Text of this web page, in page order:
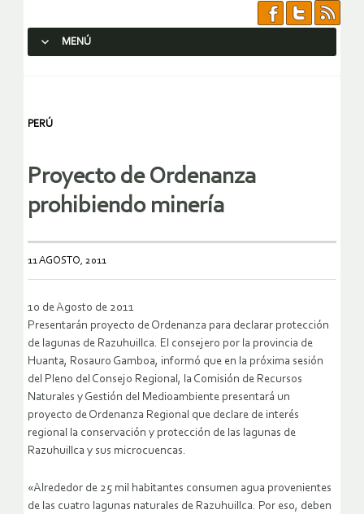
MENÚ
PERÚ
Proyecto de Ordenanza
prohibiendo minería
11 AGOSTO, 2011
10 de Agosto de 2011
Presentarán proyecto de Ordenanza para declarar protección
de lagunas de Razuhuillca. El consejero por la provincia de
Huanta, Rosauro Gamboa, informó que en la próxima sesión
del Pleno del Consejo Regional, la Comisión de Recursos
Naturales y Gestión del Medioambiente presentará un
proyecto de Ordenanza Regional que declare de interés
regional la conservación y protección de las lagunas de
Razuhuillca y sus microcuencas.
«Alrededor de 25 mil habitantes consumen agua provenientes
de las cuatro lagunas naturales de Razuhuillca. Por eso, deben